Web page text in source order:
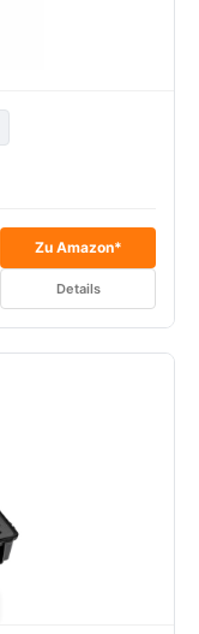
Zu Amazon*
Details